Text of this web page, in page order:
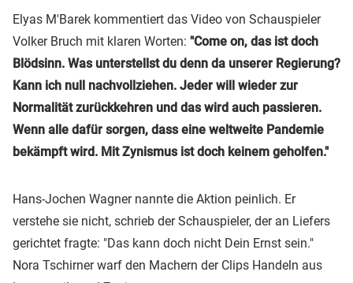
Elyas M'Barek kommentiert das Video von Schauspieler
Volker Bruch mit klaren Worten: "Come on, das ist doch
Blödsinn. Was unterstellst du denn da unserer Regierung?
Kann ich null nachvollziehen. Jeder will wieder zur
Normalität zurückkehren und das wird auch passieren.
Wenn alle dafür sorgen, dass eine weltweite Pandemie
bekämpft wird. Mit Zynismus ist doch keinem geholfen."
Hans-Jochen Wagner nannte die Aktion peinlich. Er
verstehe sie nicht, schrieb der Schauspieler, der an Liefers
gerichtet fragte: "Das kann doch nicht Dein Ernst sein."
Nora Tschirner warf den Machern der Clips Handeln aus